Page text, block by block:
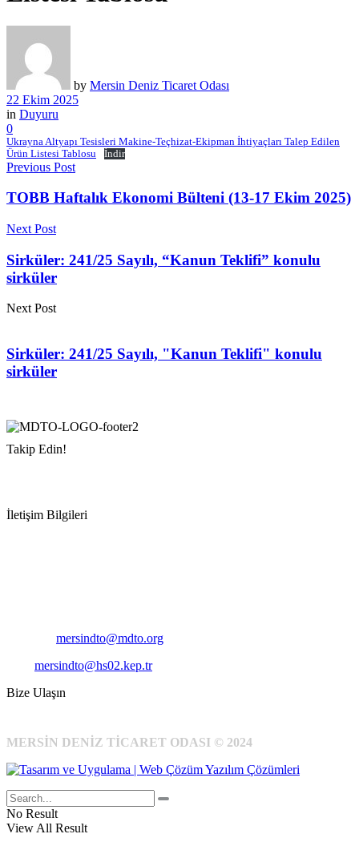
by Mersin Deniz Ticaret Odası
22 Ekim 2025
in Duyuru
0
Ukrayna Altyapı Tesisleri Makine-Teçhizat-Ekipman İhtiyaçları Talep Edilen
Ürün Listesi Tablosu
İndir
Previous Post
TOBB Haftalık Ekonomi Bülteni (13-17 Ekim 2025)
Next Post
Sirküler: 241/25 Sayılı, “Kanun Teklifi” konulu
sirküler
Next Post
Sirküler: 241/25 Sayılı, "Kanun Teklifi" konulu
sirküler
Takip Edin!
İletişim Bilgileri
mersindto@mdto.org
mersindto@hs02.kep.tr
Bize Ulaşın
MERSİN DENİZ TİCARET ODASI © 2024
No Result
View All Result